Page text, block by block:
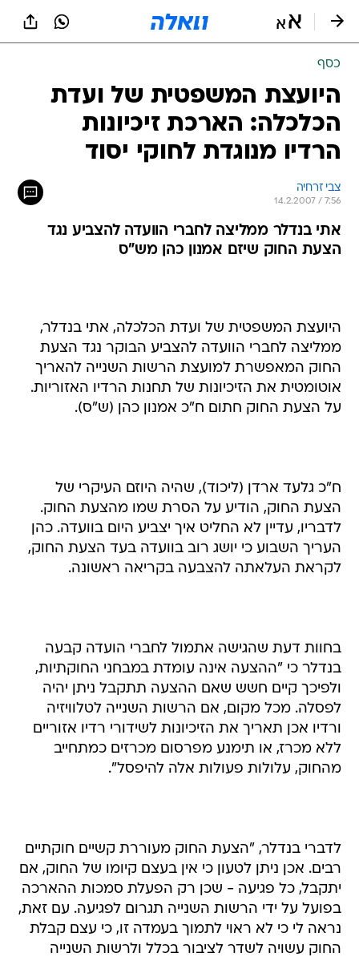
כסף
היועצת המשפטית של ועדת
הכלכלה: הארכת זיכיונות
הרדיו מנוגדת לחוקי יסוד
צבי זרחיה
14.2.2007 / 7:56
אתי בנדלר ממליצה לחברי הוועדה להצביע נגד
הצעת החוק שיזם אמנון כהן מש"ס
היועצת המשפטית של ועדת הכלכלה, אתי בנדלר,
ממליצה לחברי הוועדה להצביע הבוקר נגד הצעת
החוק המאפשרת למועצת הרשות השנייה להאריך
אוטומטית את הזיכיונות של תחנות הרדיו האזוריות.
על הצעת החוק חתום ח"כ אמנון כהן (ש"ס).
ח"כ גלעד ארדן (ליכוד), שהיה היוזם העיקרי של
הצעת החוק, הודיע על הסרת שמו מהצעת החוק.
לדבריו, עדיין לא החליט איך יצביע היום בוועדה. כהן
העריך השבוע כי יושג רוב בוועדה בעד הצעת החוק,
לקראת העלאתה להצבעה בקריאה ראשונה.
בחוות דעת שהגישה אתמול לחברי הועדה קבעה
בנדלר כי "ההצעה אינה עומדת במבחני החוקתיות,
ולפיכך קיים חשש שאם ההצעה תתקבל ניתן יהיה
לפסלה. מכל מקום, אם הרשות השנייה לטלוויזיה
ורדיו אכן תאריך את הזיכיונות לשידורי רדיו אזוריים
ללא מכרז, או תימנע מפרסום מכרזים כמתחייב
מהחוק, עלולות פעולות אלה להיפסל".
לדברי בנדלר, "הצעת החוק מעוררת קשיים חוקתיים
רבים. אכן ניתן לטעון כי אין בעצם קיומו של החוק, אם
יתקבל, כל פגיעה - שכן רק הפעלת סמכות ההארכה
בפועל על ידי הרשות השנייה תגרום לפגיעה. עם זאת,
נראה לי כי לא ראוי לתמוך בעמדה זו, כי עצם קבלת
החוק עשויה לשדר לציבור בכלל ולרשות השנייה